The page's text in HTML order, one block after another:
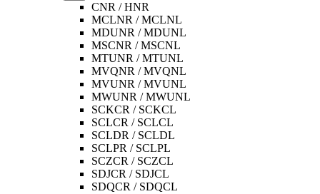
CNR / HNR
MCLNR / MCLNL
MDUNR / MDUNL
MSCNR / MSCNL
MTUNR / MTUNL
MVQNR / MVQNL
MVUNR / MVUNL
MWUNR / MWUNL
SCKCR / SCKCL
SCLCR / SCLCL
SCLDR / SCLDL
SCLPR / SCLPL
SCZCR / SCZCL
SDJCR / SDJCL
SDQCR / SDQCL